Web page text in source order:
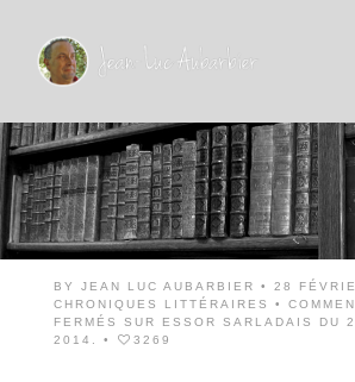
BY JEAN LUC AUBARBIER • 28
CHRONIQUES LITTÉRAIRES
•
FERMÉS
SUR ESSOR SARLADAIS DU
2014.
• 3269